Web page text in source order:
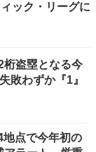
ック・リーグに
桁盗塁となる今
敗わずか『1』
点で今年初の